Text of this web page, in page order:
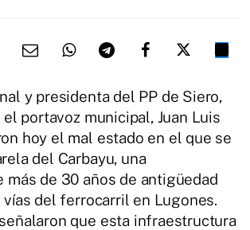
y presidenta del PP de Siero,
portavoz municipal, Juan Luis
hoy el mal estado en el que se
del Carbayu, una
de 30 años de antigüedad
del ferrocarril en Lugones.
que esta infraestructura